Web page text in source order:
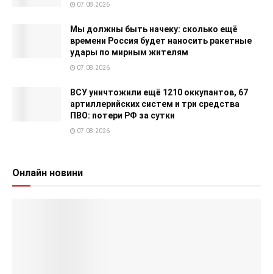
07.08.2026
Мы должны быть начеку: сколько ещё
времени Россия будет наносить ракетные
удары по мирным жителям
07.08.2026
ВСУ уничтожили ещё 1210 оккупантов, 67
артиллерийских систем и три средства
ПВО: потери РФ за сутки
07.08.2026
Онлайн новини